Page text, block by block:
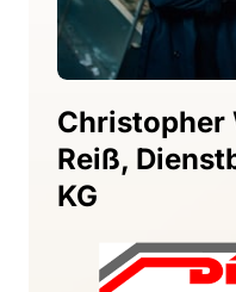
Christopher
Reiß,
KG